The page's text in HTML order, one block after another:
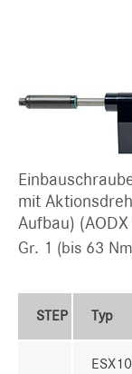
mit
Aufbau)
Gr. 1 (bis 63
STEP Typ